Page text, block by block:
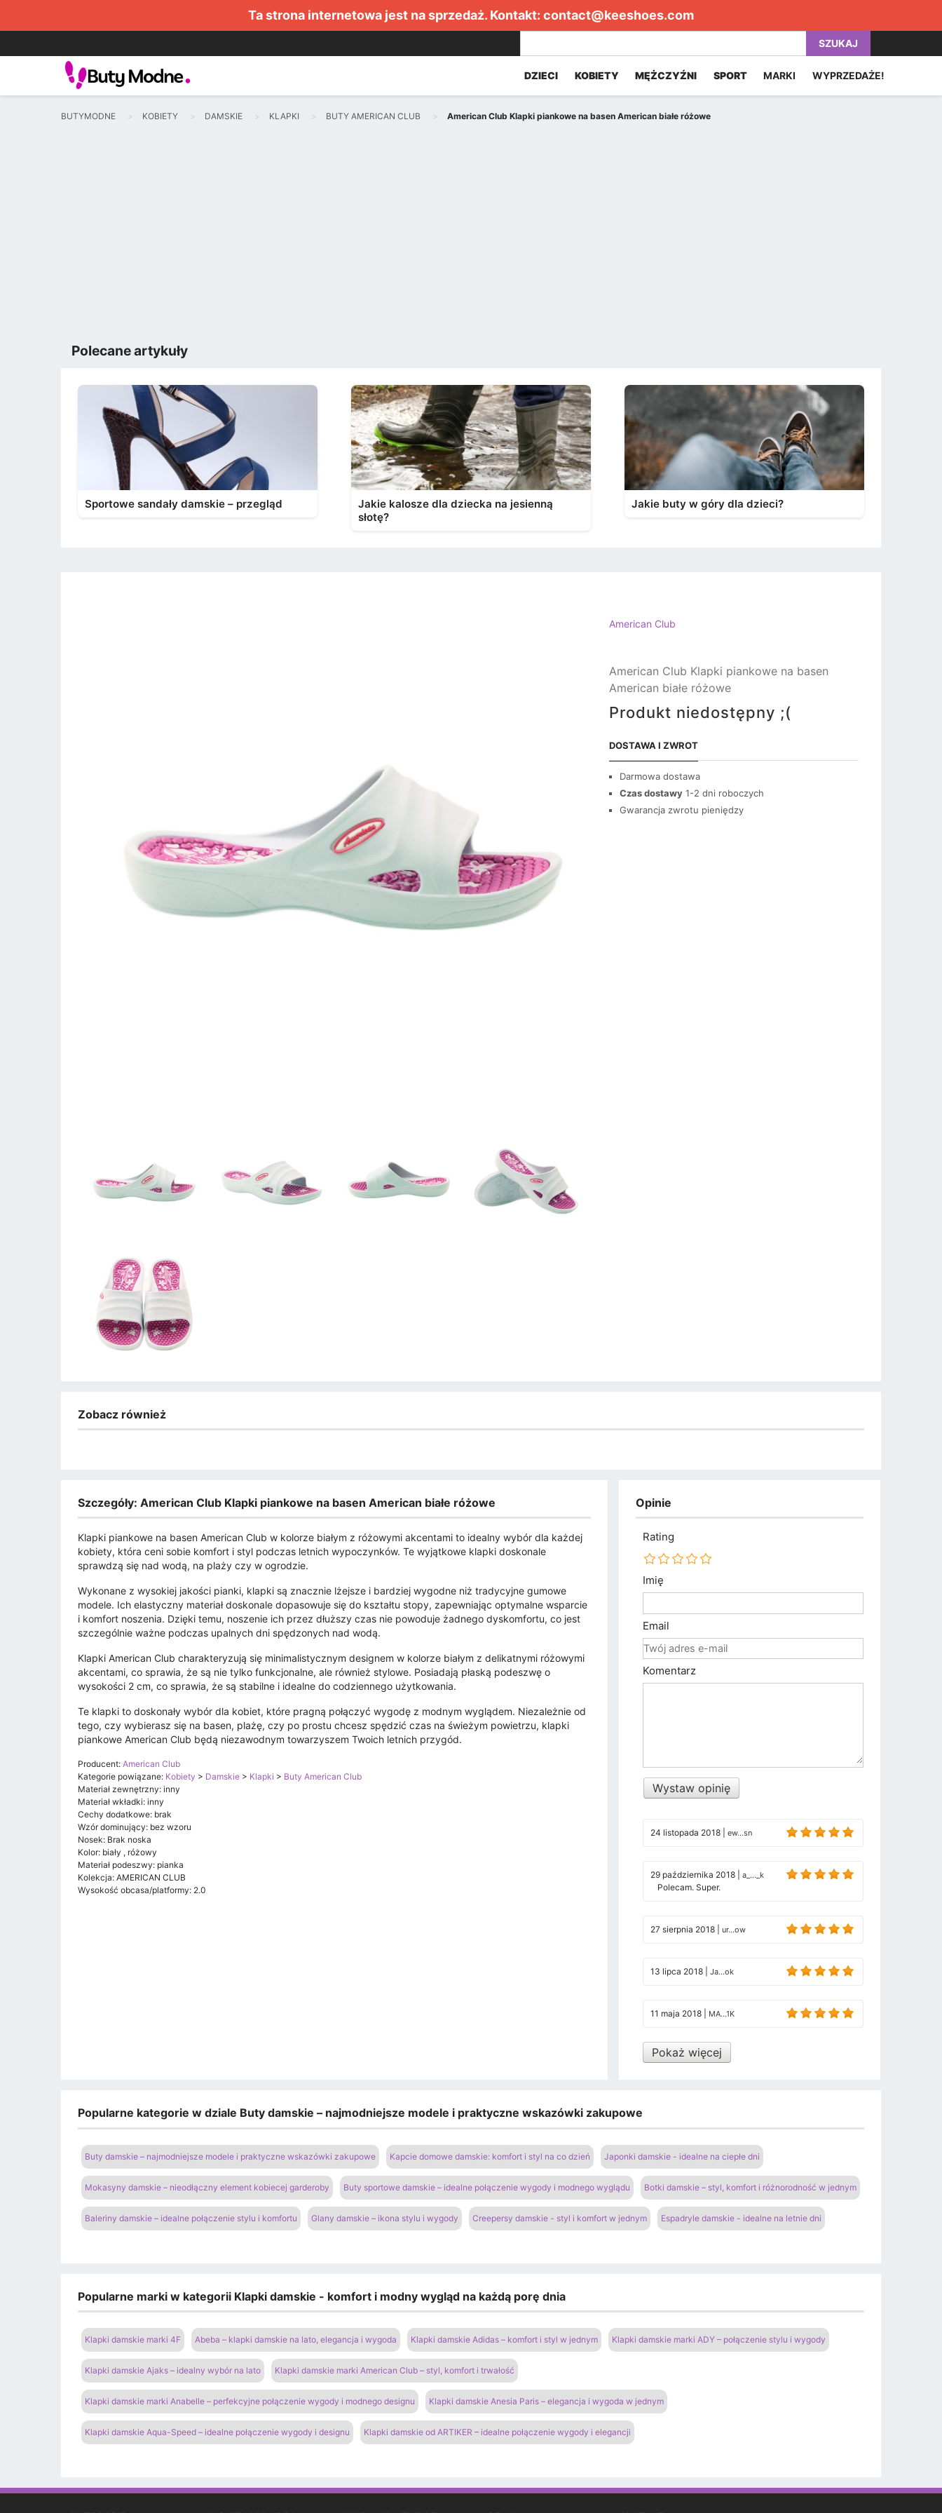
Ta strona internetowa jest na sprzedaż. Kontakt: contact@keeshoes.com
SZUKAJ
DZIECI KOBIETY MĘŻCZYŹNI SPORT MARKI WYPRZEDAŻE!
BUTYMODNE KOBIETY DAMSKIE KLAPKI BUTY AMERICAN CLUB American Club Klapki piankowe na basen American białe różowe
Polecane artykuły
Sportowe sandały damskie – przegląd
Jakie kalosze dla dziecka na jesienną
słotę?
Jakie buty w góry dla dzieci?
American Club
American Club Klapki piankowe na basen
American białe różowe
Produkt niedostępny ;(
DOSTAWA I ZWROT
Darmowa dostawa
Czas dostawy 1-2 dni roboczych
Gwarancja zwrotu pieniędzy
Zobacz również
Szczegóły: American Club Klapki piankowe na basen American białe różowe
Klapki piankowe na basen American Club w kolorze białym z różowymi akcentami to idealny wybór dla każdej
kobiety, która ceni sobie komfort i styl podczas letnich wypoczynków. Te wyjątkowe klapki doskonale
sprawdzą się nad wodą, na plaży czy w ogrodzie.
Wykonane z wysokiej jakości pianki, klapki są znacznie lżejsze i bardziej wygodne niż tradycyjne gumowe
modele. Ich elastyczny materiał doskonale dopasowuje się do kształtu stopy, zapewniając optymalne wsparcie
i komfort noszenia. Dzięki temu, noszenie ich przez dłuższy czas nie powoduje żadnego dyskomfortu, co jest
szczególnie ważne podczas upalnych dni spędzonych nad wodą.
Klapki American Club charakteryzują się minimalistycznym designem w kolorze białym z delikatnymi różowymi
akcentami, co sprawia, że są nie tylko funkcjonalne, ale również stylowe. Posiadają płaską podeszwę o
wysokości 2 cm, co sprawia, że są stabilne i idealne do codziennego użytkowania.
Te klapki to doskonały wybór dla kobiet, które pragną połączyć wygodę z modnym wyglądem. Niezależnie od
tego, czy wybierasz się na basen, plażę, czy po prostu chcesz spędzić czas na świeżym powietrzu, klapki
piankowe American Club będą niezawodnym towarzyszem Twoich letnich przygód.
Producent: American Club
Kategorie powiązane: Kobiety > Damskie > Klapki > Buty American Club
Materiał zewnętrzny: inny
Materiał wkładki: inny
Cechy dodatkowe: brak
Wzór dominujący: bez wzoru
Nosek: Brak noska
Kolor: biały , różowy
Materiał podeszwy: pianka
Kolekcja: AMERICAN CLUB
Wysokość obcasa/platformy: 2.0
Opinie
Rating
Imię
Email
Komentarz
Wystaw opinię
24 listopada 2018 ew...sn
29 października 2018 a_..._k
Polecam. Super.
27 sierpnia 2018 ur...ow
13 lipca 2018 Ja...ok
11 maja 2018 MA...1K
Pokaż więcej
Popularne kategorie w dziale Buty damskie – najmodniejsze modele i praktyczne wskazówki zakupowe
Buty damskie – najmodniejsze modele i praktyczne wskazówki zakupowe Kapcie domowe damskie: komfort i styl na co dzień Japonki damskie - idealne na ciepłe dni
Mokasyny damskie – nieodłączny element kobiecej garderoby Buty sportowe damskie – idealne połączenie wygody i modnego wyglądu Botki damskie – styl, komfort i różnorodność w jednym
Baleriny damskie – idealne połączenie stylu i komfortu Glany damskie – ikona stylu i wygody Creepersy damskie - styl i komfort w jednym Espadryle damskie - idealne na letnie dni
Popularne marki w kategorii Klapki damskie - komfort i modny wygląd na każdą porę dnia
Klapki damskie marki 4F Abeba – klapki damskie na lato, elegancja i wygoda Klapki damskie Adidas – komfort i styl w jednym Klapki damskie marki ADY – połączenie stylu i wygody
Klapki damskie Ajaks – idealny wybór na lato Klapki damskie marki American Club – styl, komfort i trwałość
Klapki damskie marki Anabelle – perfekcyjne połączenie wygody i modnego designu Klapki damskie Anesia Paris – elegancja i wygoda w jednym
Klapki damskie Aqua-Speed – idealne połączenie wygody i designu Klapki damskie od ARTIKER – idealne połączenie wygody i elegancji